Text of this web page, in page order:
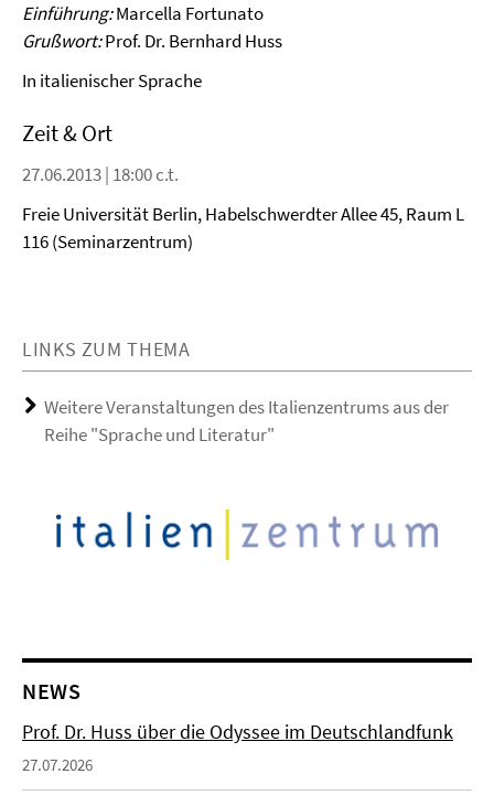
Einführung:Marcella Fortunato
Grußwort:Prof. Dr. Bernhard Huss
In italienischer Sprache
Zeit & Ort
27.06.2013 | 18:00 c.t.
Freie Universität Berlin, Habelschwerdter Allee 45, Raum L
116 (Seminarzentrum)
LINKS ZUM THEMA
Weitere Veranstaltungen des Italienzentrums aus der
Reihe "Sprache und Literatur"
NEWS
Prof. Dr. Huss über die Odyssee im Deutschlandfunk
27.07.2026